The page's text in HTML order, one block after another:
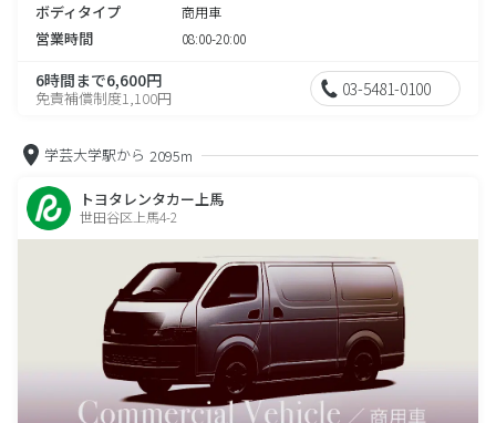
ボディタイプ 商用車
営業時間 08:00-20:00
6時間まで6,600円
免責補償制度1,100円 03-5481-0100
学芸大学駅から 2095m
トヨタレンタカー上馬
世田谷区上馬4-2